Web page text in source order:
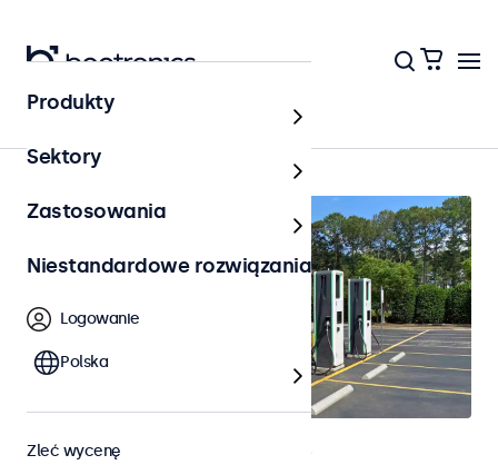
Na zewnątrz
Terenowe monitory dotykowe
Produkty
Sektory
Zastosowania
Niestandardowe rozwiązania
Logowanie
Polska
Zleć wycenę